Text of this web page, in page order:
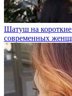
Шатуш на
современных